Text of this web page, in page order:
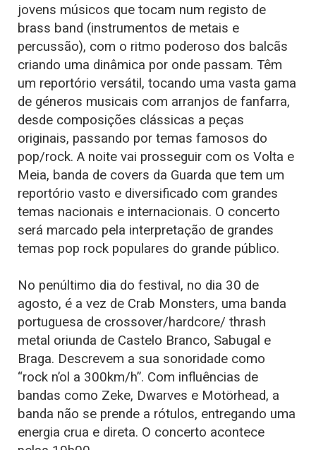
jovens músicos que tocam num registo de
brass band (instrumentos de metais e
percussão), com o ritmo poderoso dos balcãs
criando uma dinâmica por onde passam. Têm
um reportório versátil, tocando uma vasta gama
de géneros musicais com arranjos de fanfarra,
desde composições clássicas a peças
originais, passando por temas famosos do
pop/rock. A noite vai prosseguir com os Volta e
Meia, banda de covers da Guarda que tem um
reportório vasto e diversificado com grandes
temas nacionais e internacionais. O concerto
será marcado pela interpretação de grandes
temas pop rock populares do grande público.
No penúltimo dia do festival, no dia 30 de
agosto, é a vez de Crab Monsters, uma banda
portuguesa de crossover/hardcore/ thrash
metal oriunda de Castelo Branco, Sabugal e
Braga. Descrevem a sua sonoridade como
“rock n’ol a 300km/h”. Com influências de
bandas como Zeke, Dwarves e Motörhead, a
banda não se prende a rótulos, entregando uma
energia crua e direta. O concerto acontece